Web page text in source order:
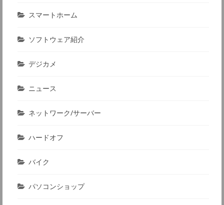
スマートホーム
ソフトウェア紹介
デジカメ
ニュース
ネットワーク/サーバー
ハードオフ
バイク
パソコンショップ